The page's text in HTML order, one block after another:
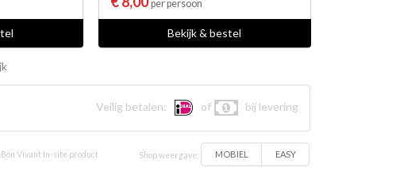
per persoon
Bekijk & bestel
Veilig betalen: of bij levering
Bon Vivant In-site product Shop weergave: MOBIEL EASY